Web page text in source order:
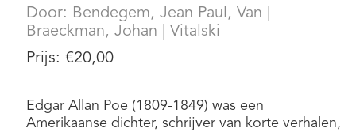
Door: Bendegem, Jean Paul, Van
Braeckman, Johan
Vitalski
Prijs: €20,00
Edgar Allan Poe (1809-1849) was een
Amerikaanse dichter, schrijver van korte verhalen,